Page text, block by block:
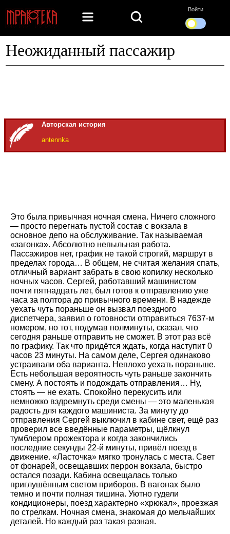
Войти
Неожиданный пассажир
Авторская история
antennka
Это была привычная ночная смена. Ничего сложного
— просто перегнать пустой состав с вокзала в
основное депо на обслуживание. Так называемая
«загонка». Абсолютно непыльная работа.
Пассажиров нет, график не такой строгий, маршрут в
пределах города… В общем, не считая желания спать,
отличный вариант забрать в свою копилку несколько
ночных часов. Сергей, работавший машинистом
почти пятнадцать лет, был готов к отправлению уже
часа за полтора до привычного времени. В надежде
уехать чуть пораньше он вызвал поездного
диспетчера, заявил о готовности отправиться 7637-м
номером, но тот, подумав полминуты, сказал, что
сегодня раньше отправить не сможет. В этот раз всё
по графику. Так что придётся ждать, когда наступит 0
часов 23 минуты. На самом деле, Сергея одинаково
устраивали оба варианта. Неплохо уехать пораньше.
Есть небольшая вероятность чуть раньше закончить
смену. А постоять и подождать отправления… Ну,
стоять — не ехать. Спокойно перекусить или
немножко вздремнуть среди смены — это маленькая
радость для каждого машиниста. За минуту до
отправления Сергей выключил в кабине свет, ещё раз
проверил все введённые параметры, щёлкнул
тумблером прожектора и когда закончились
последние секунды 22-й минуты, привёл поезд в
движение. «Ласточка» мягко тронулась с места. Свет
от фонарей, освещавших перрон вокзала, быстро
остался позади. Кабина освещалась только
приглушённым светом приборов. В вагонах было
темно и почти полная тишина. Уютно гудели
кондиционеры, поезд характерно «хрюкал», проезжая
по стрелкам. Ночная смена, знакомая до мельчайших
деталей. Но каждый раз такая разная.